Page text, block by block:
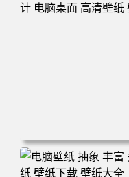
壁纸 壁纸下载 壁纸大全
电脑壁纸 兰博基尼 超
桌面 高清壁纸 壁纸下载